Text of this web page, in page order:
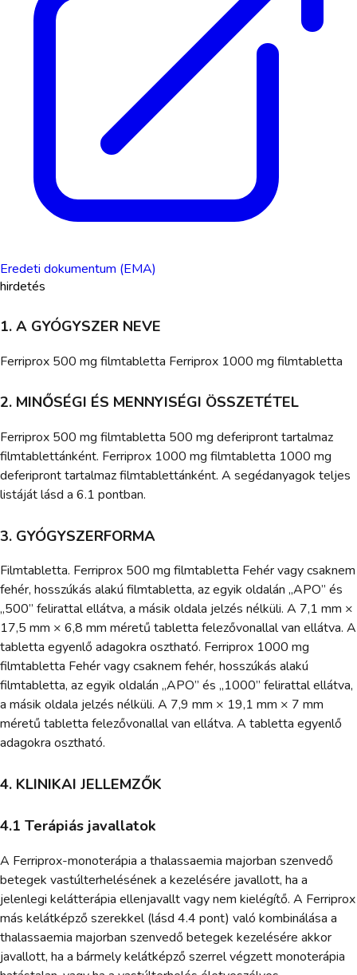
Eredeti dokumentum (EMA)
hirdetés
1. A GYÓGYSZER NEVE
Ferriprox 500 mg filmtabletta Ferriprox 1000 mg filmtabletta
2. MINŐSÉGI ÉS MENNYISÉGI ÖSSZETÉTEL
Ferriprox 500 mg filmtabletta 500 mg deferipront tartalmaz
filmtablettánként. Ferriprox 1000 mg filmtabletta 1000 mg
deferipront tartalmaz filmtablettánként. A segédanyagok teljes
listáját lásd a 6.1 pontban.
3. GYÓGYSZERFORMA
Filmtabletta. Ferriprox 500 mg filmtabletta Fehér vagy csaknem
fehér, hosszúkás alakú filmtabletta, az egyik oldalán „APO” és
„500” felirattal ellátva, a másik oldala jelzés nélküli. A 7,1 mm ×
17,5 mm × 6,8 mm méretű tabletta felezővonallal van ellátva. A
tabletta egyenlő adagokra osztható. Ferriprox 1000 mg
filmtabletta Fehér vagy csaknem fehér, hosszúkás alakú
filmtabletta, az egyik oldalán „APO” és „1000” felirattal ellátva,
a másik oldala jelzés nélküli. A 7,9 mm × 19,1 mm × 7 mm
méretű tabletta felezővonallal van ellátva. A tabletta egyenlő
adagokra osztható.
4. KLINIKAI JELLEMZŐK
4.1 Terápiás javallatok
A Ferriprox-monoterápia a thalassaemia majorban szenvedő
betegek vastúlterhelésének a kezelésére javallott, ha a
jelenlegi kelátterápia ellenjavallt vagy nem kielégítő. A Ferriprox
más kelátképző szerekkel (lásd 4.4 pont) való kombinálása a
thalassaemia majorban szenvedő betegek kezelésére akkor
javallott, ha a bármely kelátképző szerrel végzett monoterápia